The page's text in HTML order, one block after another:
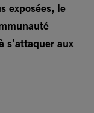
exposées, le
s’attaquer aux